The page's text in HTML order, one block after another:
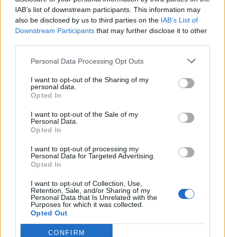
IAB’s list of downstream participants. This information may
also be disclosed by us to third parties on the IAB’s List of
Downstream Participants that may further disclose it to other
Personal Data Processing Opt Outs
I want to opt-out of the Sharing of my
personal data.
Opted In
I want to opt-out of the Sale of my
Personal Data.
Opted In
I want to opt-out of processing my
Personal Data for Targeted Advertising.
Opted In
I want to opt-out of Collection, Use,
Retention, Sale, and/or Sharing of my
Personal Data that Is Unrelated with the
Purposes for which it was collected.
Opted Out
CONFIRM
Laisvalaikis
Rugpjūčio 9-ąją vardo
dieną švenčia
Receptai
Daržovių asorti žiemai —
ryšku, skanu ir gražu:
Gyvenimas
šaldytuve dings be
chemijos: ką įdėti į vidų
traukiasi į praeitį: kuo jį